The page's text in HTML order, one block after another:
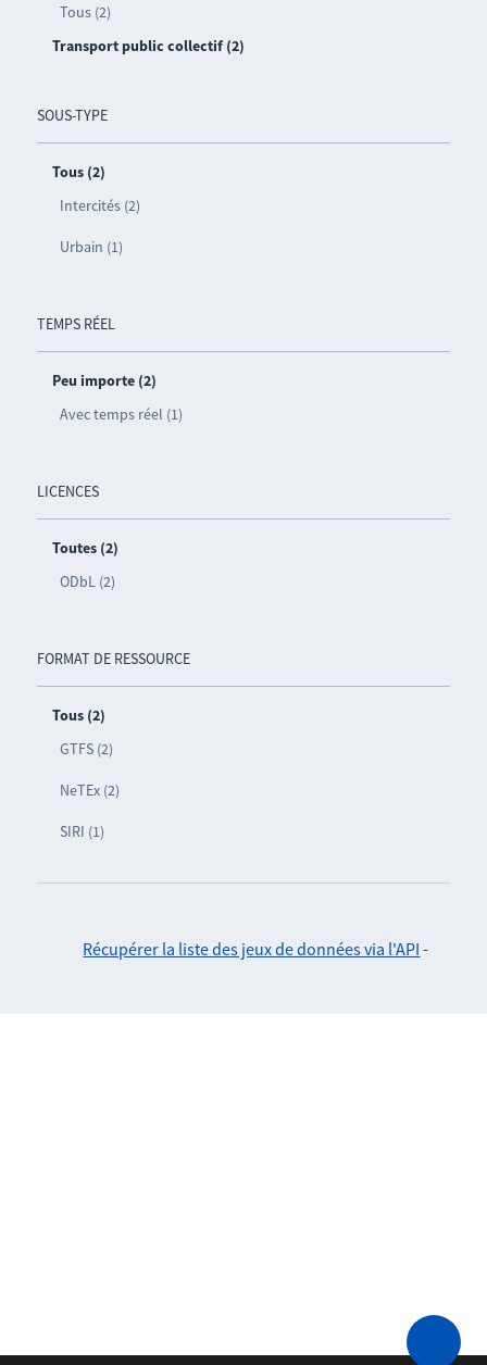
Tous (2)
Transport public collectif (2)
SOUS-TYPE
Tous (2)
Intercités (2)
Urbain (1)
TEMPS RÉEL
Peu importe (2)
Avec temps réel (1)
LICENCES
Toutes (2)
ODbL (2)
FORMAT DE RESSOURCE
Tous (2)
GTFS (2)
NeTEx (2)
SIRI (1)
Récupérer la liste des jeux de données via l'API -